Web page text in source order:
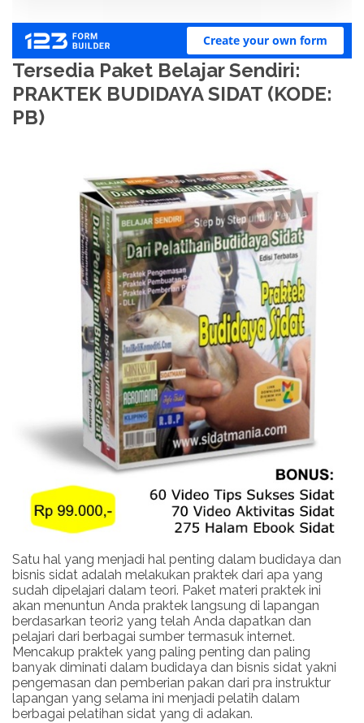
Tersedia Paket Belajar Sendiri:
PRAKTEK BUDIDAYA SIDAT (KODE:
PB)
Satu hal yang menjadi hal penting dalam budidaya dan
bisnis sidat adalah melakukan praktek dari apa yang
sudah dipelajari dalam teori. Paket materi praktek ini
akan menuntun Anda praktek langsung di lapangan
berdasarkan teori2 yang telah Anda dapatkan dan
pelajari dari berbagai sumber termasuk internet.
Mencakup praktek yang paling penting dan paling
banyak diminati dalam budidaya dan bisnis sidat yakni
pengemasan dan pemberian pakan dari pra instruktur
lapangan yang selama ini menjadi pelatih dalam
berbagai pelatihan sidat yang di adakan.